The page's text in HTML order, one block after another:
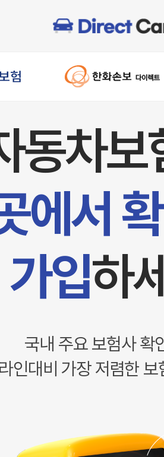
동차보
에서
가입하
국내 주요 보험사 확
인대비 가장 저렴한